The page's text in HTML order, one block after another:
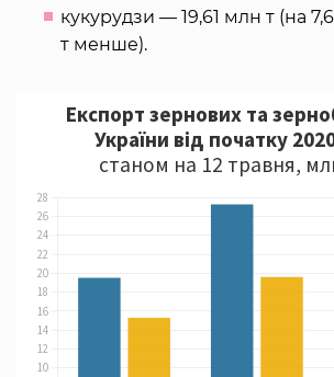
кукурудзи — 19,61 млн т (на
т менше).